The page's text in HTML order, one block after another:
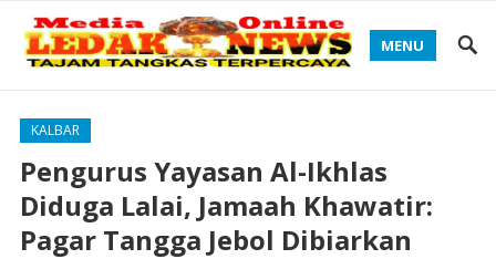
MENU
KALBAR
Pengurus Yayasan Al-Ikhlas
Diduga Lalai, Jamaah Khawatir:
Pagar Tangga Jebol Dibiarkan